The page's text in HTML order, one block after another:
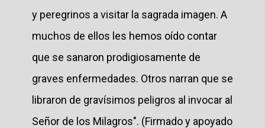
y peregrinos a visitar la sagrada imagen. A
muchos de ellos les hemos oído contar
que se sanaron prodigiosamente de
graves enfermedades. Otros narran que se
libraron de gravísimos peligros al invocar al
Señor de los Milagros". (Firmado y apoyado